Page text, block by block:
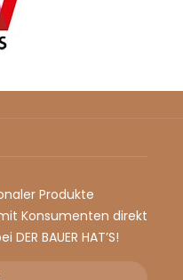
Produkte
Konsumenten direkt
BAUER HAT’S!